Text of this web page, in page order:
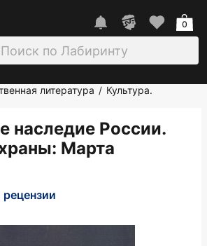
0
литература / Культура.
наследие России.
: Марта
рецензии